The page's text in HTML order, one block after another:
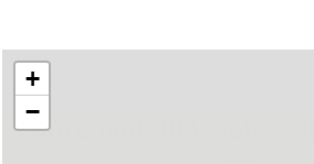
... carregant 484 webs...
+
−